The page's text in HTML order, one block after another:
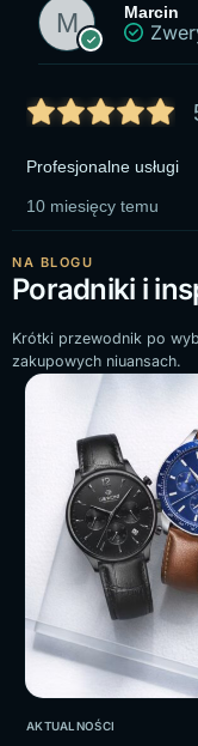
Marcin
Profesjonalne usługi
10 miesięcy temu
NA BLOGU
Poradniki i
Krótki przewodnik po
zakupowych niuansach.
AKTUALNOŚCI